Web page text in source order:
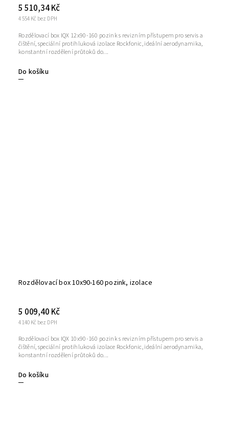
4 554 Kč bez DPH
5 510,34 Kč
Do košíku
Rozdělovací box IQX 12x90-160 pozink s revizním přístupem pro servis a
čištění, speciální protihluková izolace Rockfonic, ideální aerodynamika,
konstantní rozdělení průtoků do...
Rozdělovací box 10x90-160 pozink, izolace
4 140 Kč bez DPH
5 009,40 Kč
Do košíku
Rozdělovací box IQX 10x90-160 pozink s revizním přístupem pro servis a
čištění, speciální protihluková izolace Rockfonic, ideální aerodynamika,
konstantní rozdělení průtoků do...